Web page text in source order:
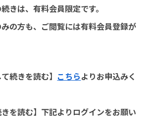
きは、有料会員限定です。
の方も、ご閲覧には有料会員登録が
続きを読む】 こちらよりお申込みく
きを読む】下記よりログインをお願い